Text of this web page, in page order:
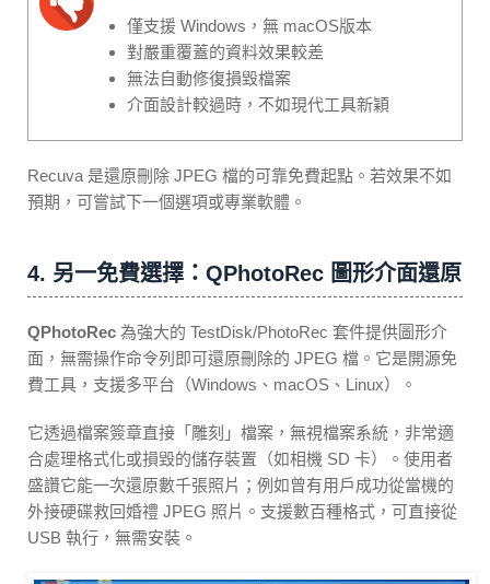
僅支援 Windows，無 macOS版本
對嚴重覆蓋的資料效果較差
無法自動修復損毀檔案
介面設計較過時，不如現代工具新穎
Recuva 是還原刪除 JPEG 檔的可靠免費起點。若效果不如
預期，可嘗試下一個選項或專業軟體。
4. 另一免費選擇：QPhotoRec 圖形介面還原
QPhotoRec 為強大的 TestDisk/PhotoRec 套件提供圖形介
面，無需操作命令列即可還原刪除的 JPEG 檔。它是開源免
費工具，支援多平台（Windows、macOS、Linux）。
它透過檔案簽章直接「雕刻」檔案，無視檔案系統，非常適
合處理格式化或損毀的儲存裝置（如相機 SD 卡）。使用者
盛讚它能一次還原數千張照片；例如曾有用戶成功從當機的
外接硬碟救回婚禮 JPEG 照片。支援數百種格式，可直接從
USB 執行，無需安裝。